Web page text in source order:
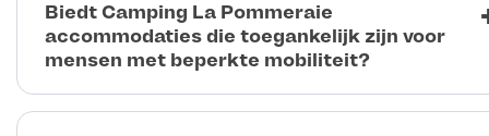
Biedt Camping La Pommeraie
accommodaties die toegankelijk zijn voor
mensen met beperkte mobiliteit?